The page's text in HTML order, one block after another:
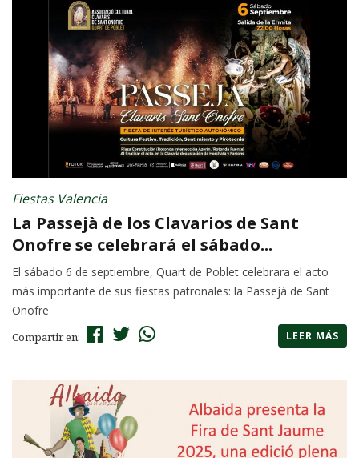
Fiestas Valencia
La Passejà de los Clavarios de Sant
Onofre se celebrará el sábado...
El sábado 6 de septiembre, Quart de Poblet celebrara el acto
más importante de sus fiestas patronales: la Passejà de Sant
Onofre
Compartir en: LEER MÁS